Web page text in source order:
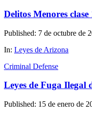
Delitos Menores
Published: 7 de octubre de
In: Leyes de Arizona
Criminal Defense
Leyes de Fuga Ilegal
Published: 15 de enero de